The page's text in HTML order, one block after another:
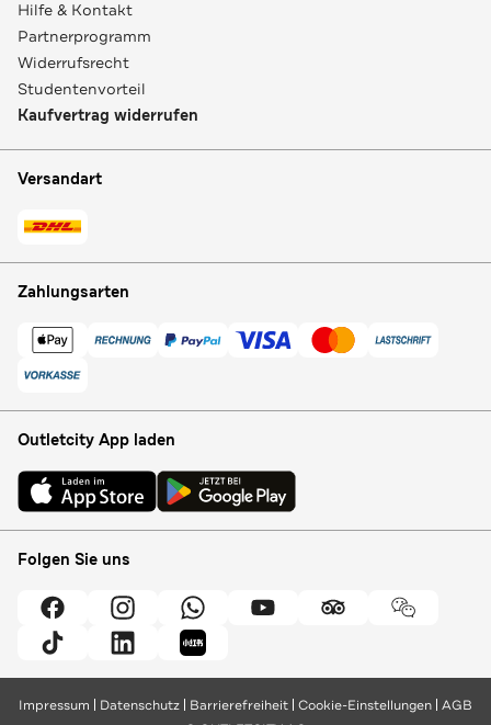
Hilfe & Kontakt
Partnerprogramm
Widerrufsrecht
Studentenvorteil
Kaufvertrag widerrufen
Versandart
Zahlungsarten
Outletcity App laden
Folgen Sie uns
Impressum Datenschutz Barrierefreiheit Cookie-Einstellungen AGB